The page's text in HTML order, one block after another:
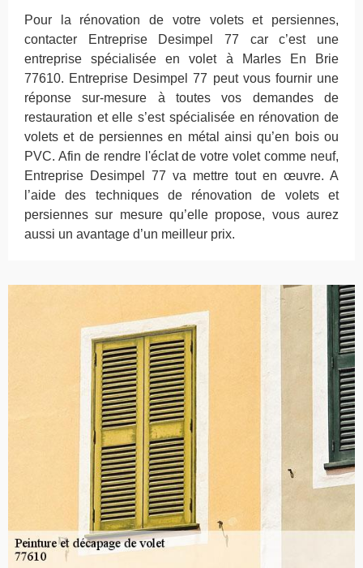
Pour la rénovation de votre volets et persiennes,
contacter Entreprise Desimpel 77 car c’est une
entreprise spécialisée en volet à Marles En Brie
77610. Entreprise Desimpel 77 peut vous fournir une
réponse sur-mesure à toutes vos demandes de
restauration et elle s’est spécialisée en rénovation de
volets et de persiennes en métal ainsi qu’en bois ou
PVC. Afin de rendre l'éclat de votre volet comme neuf,
Entreprise Desimpel 77 va mettre tout en œuvre. A
l’aide des techniques de rénovation de volets et
persiennes sur mesure qu’elle propose, vous aurez
aussi un avantage d’un meilleur prix.